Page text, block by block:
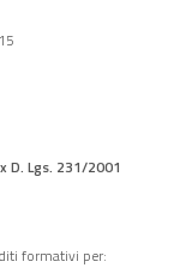
Lgs. 231/2001
formativi per: